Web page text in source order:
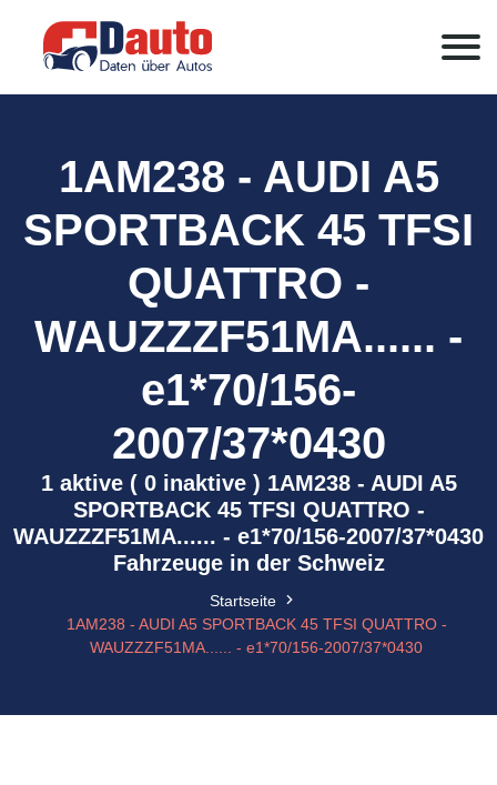
1AM238 - AUDI A5
SPORTBACK 45 TFSI
QUATTRO -
WAUZZZF51MA...... -
e1*70/156-
2007/37*0430
1 aktive ( 0 inaktive ) 1AM238 - AUDI A5
SPORTBACK 45 TFSI QUATTRO -
WAUZZZF51MA...... - e1*70/156-2007/37*0430
Fahrzeuge in der Schweiz
Startseite
1AM238 - AUDI A5 SPORTBACK 45 TFSI QUATTRO -
WAUZZZF51MA...... - e1*70/156-2007/37*0430